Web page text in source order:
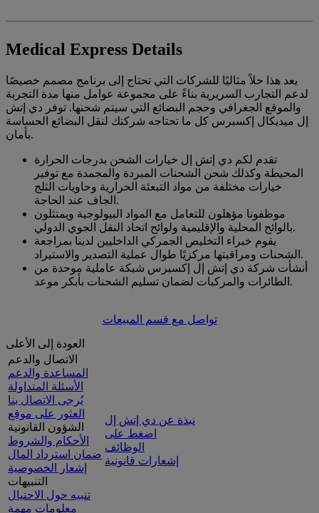
Medical Express Details
يعد هذا حلاً مثاليًا للشركات التي تحتاج إلى برنامج مصمم خصيصًا
لدعم التجارب السريرية بناءً على مجموعة عوامل منها مدة التجربة
والموقع الجغرافي وحجم البضائع التي سيتم شحنها. توفر دي إتش
إل ميديكال إكسبرس كل ما تحتاجه شركتك لنقل البضائع الحساسة
بأمان.
تقدم لكم دي إتش إل خيارات الشحن بدرجات الحرارة
المحيطة وكذلك شحن الشحنات المبردة والمجمدة مع توفير
خيارات مختلفة من مواد التبعئة الحرارية وحاويات الثلج
الجاف عند الحاجة.
موظفونا مؤهلون للتعامل مع المواد البيولوجية ويمتثلون
بالوائح المحلية والإقليمية ولوائح اتحاد النقل الجوي الدولي.
يقوم خبراء التخليص الجمركي الداخليين لدينا بمراجعة
الشحنات ومراقبتها مركزيًا طوال عملية التصدير والاستيراد.
أنشأت شركة دي إتش إل إكسبرس شبكة عاملية موحدة من
الطائرات والمركبات لضمان تسليم الشحنات بأبكر موعد.
تواصل مع قسم المبيعات
العودة إلى الأعلى
المساعدة والدعم
الأسئلة المتداولة
يُرجى الاتصال بنا
العثور على موقع
الشؤون القانونية
الأحكام والشروط
ضمان استرداد المال
إشعار الخصوصية
التنبيهات
تنبيه حول الاحتيال
معلومات مهمة
نبذة عن دي إتش إل
اضغط على
الوظائف
إشعارات قانونية